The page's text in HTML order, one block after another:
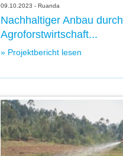
09.10.2023 - Ruanda
Nachhaltiger Anbau durch
Agroforstwirtschaft...
» Projektbericht lesen